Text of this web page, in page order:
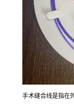
手术缝合线是指在